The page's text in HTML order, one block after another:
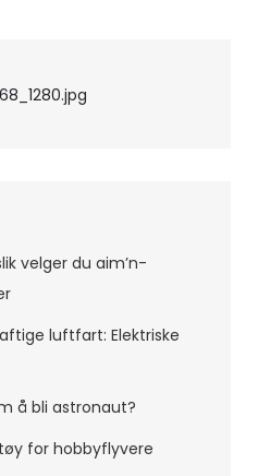
velger du aim’n-
luftfart: Elektriske
å bli astronaut?
for hobbyflyvere